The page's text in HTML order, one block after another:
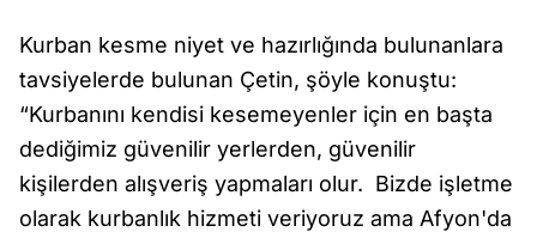
Kurban kesme niyet ve hazırlığında bulunanlara
tavsiyelerde bulunan Çetin, şöyle konuştu:
“Kurbanını kendisi kesemeyenler için en başta
dediğimiz güvenilir yerlerden, güvenilir
kişilerden alışveriş yapmaları olur. Bizde işletme
olarak kurbanlık hizmeti veriyoruz ama Afyon'da